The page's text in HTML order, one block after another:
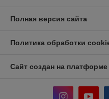
Полная версия сайта
Политика обработки
Сайт создан на платформе